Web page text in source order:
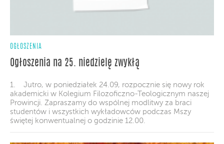
OGŁOSZENIA
Ogłoszenia na 25. niedzielę zwykłą
1. Jutro, w poniedziałek 24.09, rozpocznie się nowy rok
akademicki w Kolegium Filozoficzno-Teologicznym naszej
Prowincji. Zapraszamy do wspólnej modlitwy za braci
studentów i wszystkich wykładowców podczas Mszy
świętej konwentualnej o godzinie 12.00.